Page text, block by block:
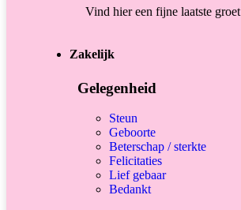
Vind hier een fijne laatste groet
Zakelijk
Gelegenheid
Steun
Geboorte
Beterschap / sterkte
Felicitaties
Lief gebaar
Bedankt